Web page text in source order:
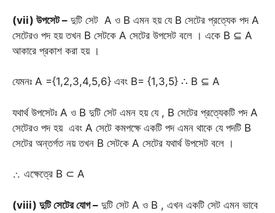
(vii) উপসেট – দুটি সেট A ও B এমন হয় যে B সেটের প্রত্যেক পদ A
সেটেরও পদ হয় তখন B সেটকে A সেটের উপসেট বলে । একে B ⊆ A
আকারে প্রকাশ করা হয় ।
যেমনঃ A ={1,2,3,4,5,6} এবং B= {1,3,5} ∴ B ⊆ A
যথার্থ উপসেটঃ A ও B দুটি সেট এমন হয় যে , B সেটের প্রত্যেকটি পদ A
সেটেরও পদ হয় এবং A সেটে কমপক্ষে একটি পদ এমন থাকে যে পদটি B
সেটের অন্তর্গত নয় তখন B সেটকে A সেটের যথার্থ উপসেট বলে ।
∴ এক্ষেত্রে B ⊂ A
(viii) দুটি সেটের যোগ – দুটি সেট A ও B , এখন একটি সেট এমন ভাবে